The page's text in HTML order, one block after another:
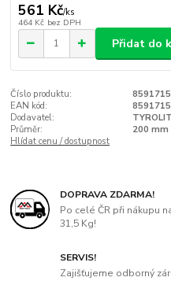
561 Kč/ks
464 Kč bez DPH
Přidat do
Číslo produktu:
EAN kód:
Dodavatel:
TYROLIT
Průměr:
200 mm
Hlídat cenu / dostupnost
DOPRAVA ZDARMA!
Po celé ČR při nákupu
31,5 Kg!
SERVIS!
Zajišťujeme odborný